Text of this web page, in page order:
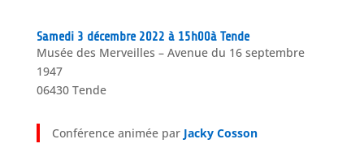
Samedi 3 décembre 2022 à 15h00à Tende
Musée des Merveilles – Avenue du 16 septembre
1947
06430 Tende
Conférence animée par Jacky Cosson